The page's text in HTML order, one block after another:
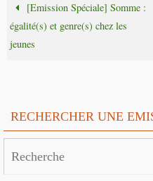
[Emission Spéciale] Somme :
égalité(s) et genre(s) chez les
jeunes
RECHERCHER UNE